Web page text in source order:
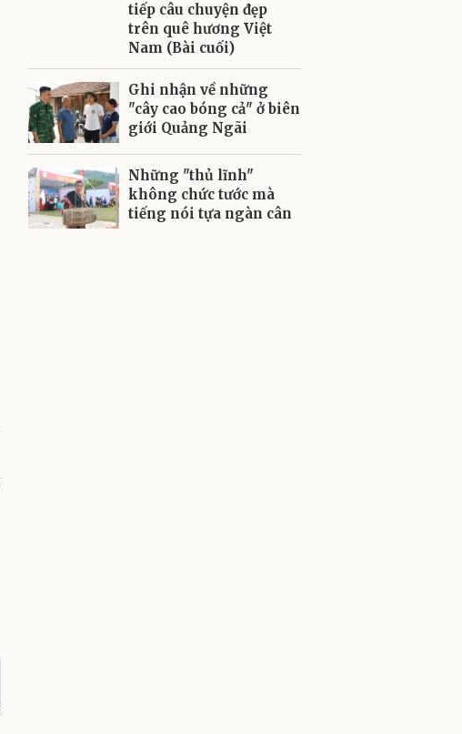
tiếp câu chuyện đẹp
trên quê hương Việt
Nam (Bài cuối)
Ghi nhận về những
"cây cao bóng cả" ở biên
giới Quảng Ngãi
Những "thủ lĩnh"
không chức tước mà
tiếng nói tựa ngàn cân